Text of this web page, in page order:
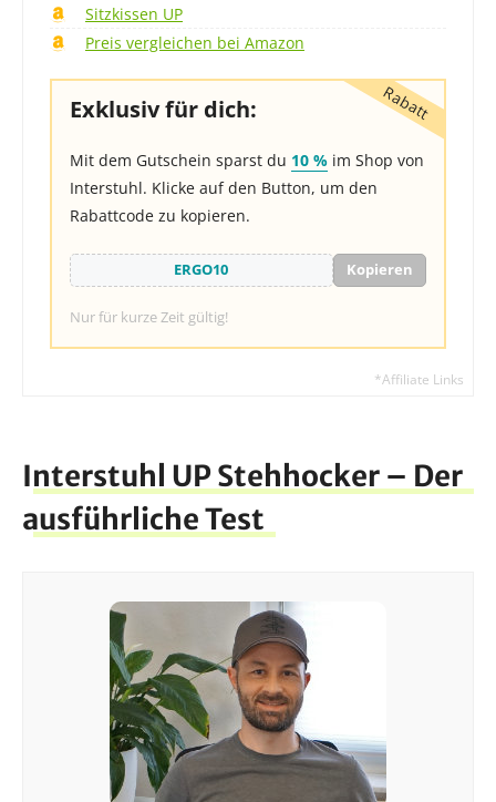
Sitzkissen UP
Preis vergleichen bei Amazon
Exklusiv für dich:
Mit dem Gutschein sparst du 10 % im Shop von
Interstuhl. Klicke auf den Button, um den
Rabattcode zu kopieren.
Kopieren
Nur für kurze Zeit gültig!
Interstuhl UP Stehhocker – Der
ausführliche Test